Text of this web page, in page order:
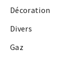
Décoration
Divers
Gaz